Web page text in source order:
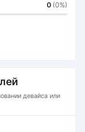
0 (0%)
девайса или